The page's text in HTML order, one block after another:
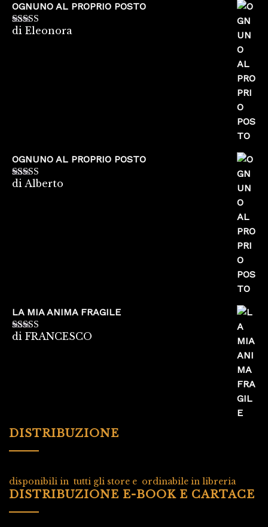
OGNUNO AL PROPRIO POSTO
Valutato5su
di Eleonora
OGNUNO AL PROPRIO POSTO
Valutato5su
di Alberto
LA MIA ANIMA FRAGILE
Valutato5su
di FRANCESCO
DISTRIBUZIONE
disponibili in tutti gli store e ordinabile in libreria
DISTRIBUZIONE E-BOOK E CARTACE